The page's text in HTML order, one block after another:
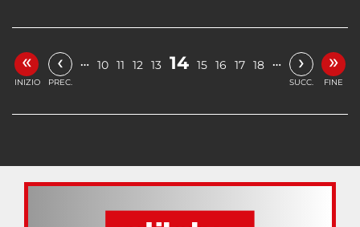
«
INIZIO
‹
PREC.
… 10 11 12 13 14 15 16 17 18 … ›
SUCC.
»
FINE